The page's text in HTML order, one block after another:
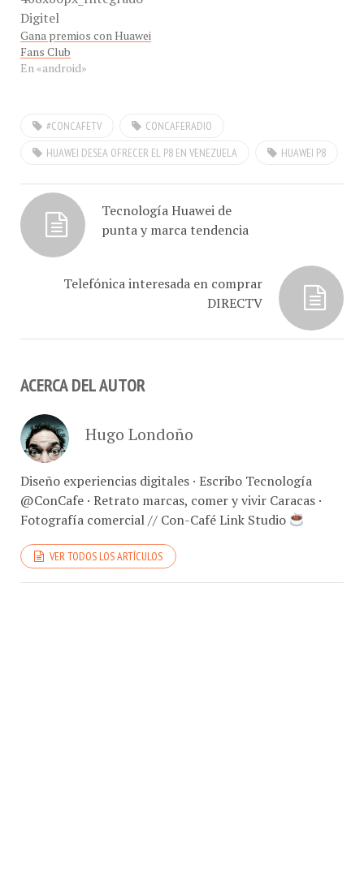
Gana premios con Huawei
Fans Club
En «android»
#CONCAFETV
CONCAFERADIO
HUAWEI DESEA OFRECER EL P8 EN VENEZUELA
HUAWEI P8
Tecnología Huawei de
punta y marca tendencia
Telefónica interesada en comprar
DIRECTV
ACERCA DEL AUTOR
Hugo Londoño
Diseño experiencias digitales · Escribo Tecnología
@ConCafe · Retrato marcas, comer y vivir Caracas ·
Fotografía comercial // Con-Café Link Studio
VER TODOS LOS ARTÍCULOS